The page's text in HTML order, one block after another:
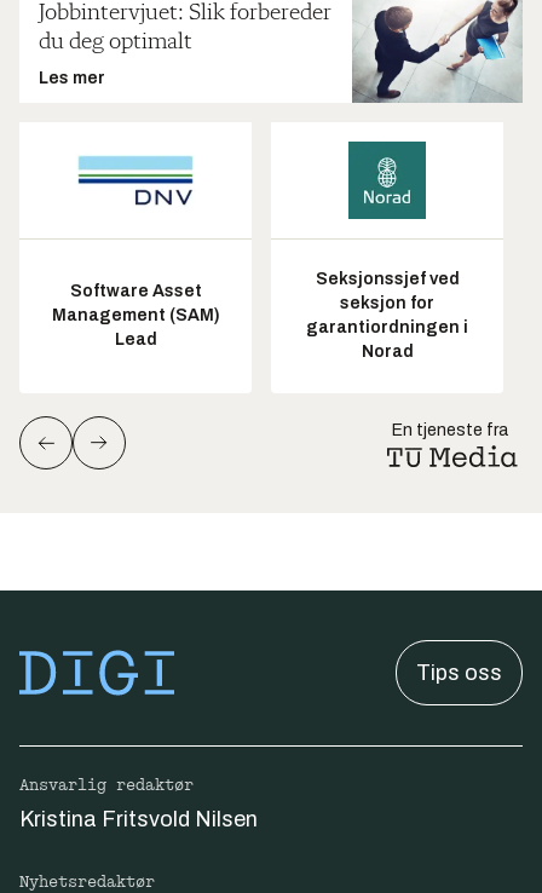
Jobbintervjuet: Slik forbereder
du deg optimalt
Les mer
Software Asset
Management (SAM)
Lead
Seksjonssjef ved
seksjon for
garantiordningen i
Norad
En tjeneste fra
Tips oss
Ansvarlig redaktør
Kristina Fritsvold Nilsen
Nyhetsredaktør